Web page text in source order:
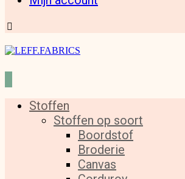
Stoffen
Stoffen op soort
Boordstof
Broderie
Canvas